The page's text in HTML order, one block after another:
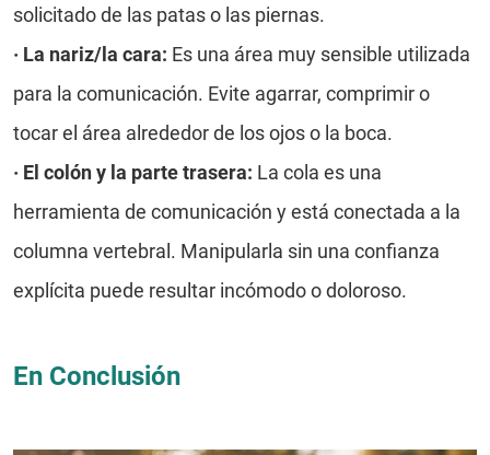
solicitado de las patas o las piernas.
· La nariz/la cara: Es una área muy sensible utilizada
para la comunicación. Evite agarrar, comprimir o
tocar el área alrededor de los ojos o la boca.
· El colón y la parte trasera: La cola es una
herramienta de comunicación y está conectada a la
columna vertebral. Manipularla sin una confianza
explícita puede resultar incómodo o doloroso.
En Conclusión